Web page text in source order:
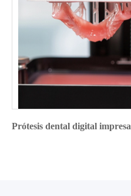
Prótesis dental digital impresa